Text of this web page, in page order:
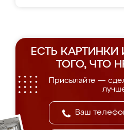
ЕСТЬ КАРТИНКИ
ТОГО, ЧТО
Присылайте —